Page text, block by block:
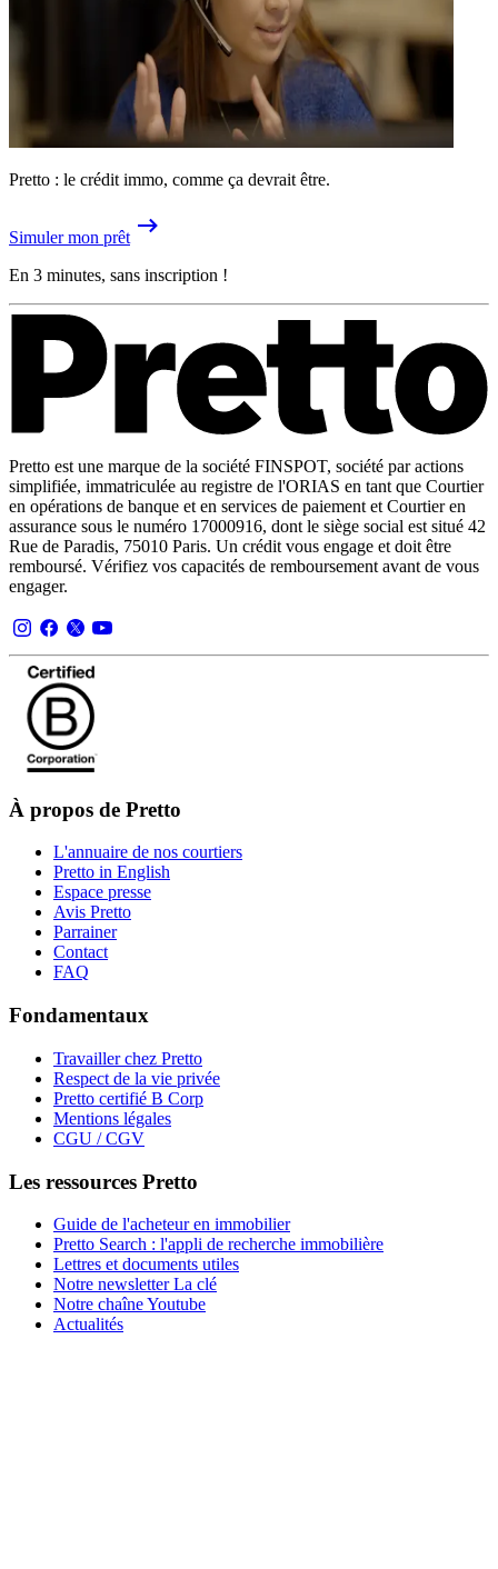
Pretto : le crédit immo, comme ça devrait être.
Simuler mon prêt
En 3 minutes, sans inscription !
Pretto est une marque de la société FINSPOT, société par actions
simplifiée, immatriculée au registre de l'ORIAS en tant que Courtier
en opérations de banque et en services de paiement et Courtier en
assurance sous le numéro 17000916, dont le siège social est situé 42
Rue de Paradis, 75010 Paris. Un crédit vous engage et doit être
remboursé. Vérifiez vos capacités de remboursement avant de vous
engager.
À propos de Pretto
L'annuaire de nos courtiers
Pretto in English
Espace presse
Avis Pretto
Parrainer
Contact
FAQ
Fondamentaux
Travailler chez Pretto
Respect de la vie privée
Pretto certifié B Corp
Mentions légales
CGU / CGV
Les ressources Pretto
Guide de l'acheteur en immobilier
Pretto Search : l'appli de recherche immobilière
Lettres et documents utiles
Notre newsletter La clé
Notre chaîne Youtube
Actualités